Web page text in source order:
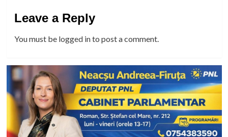
Leave a Reply
You must be logged into post a comment.